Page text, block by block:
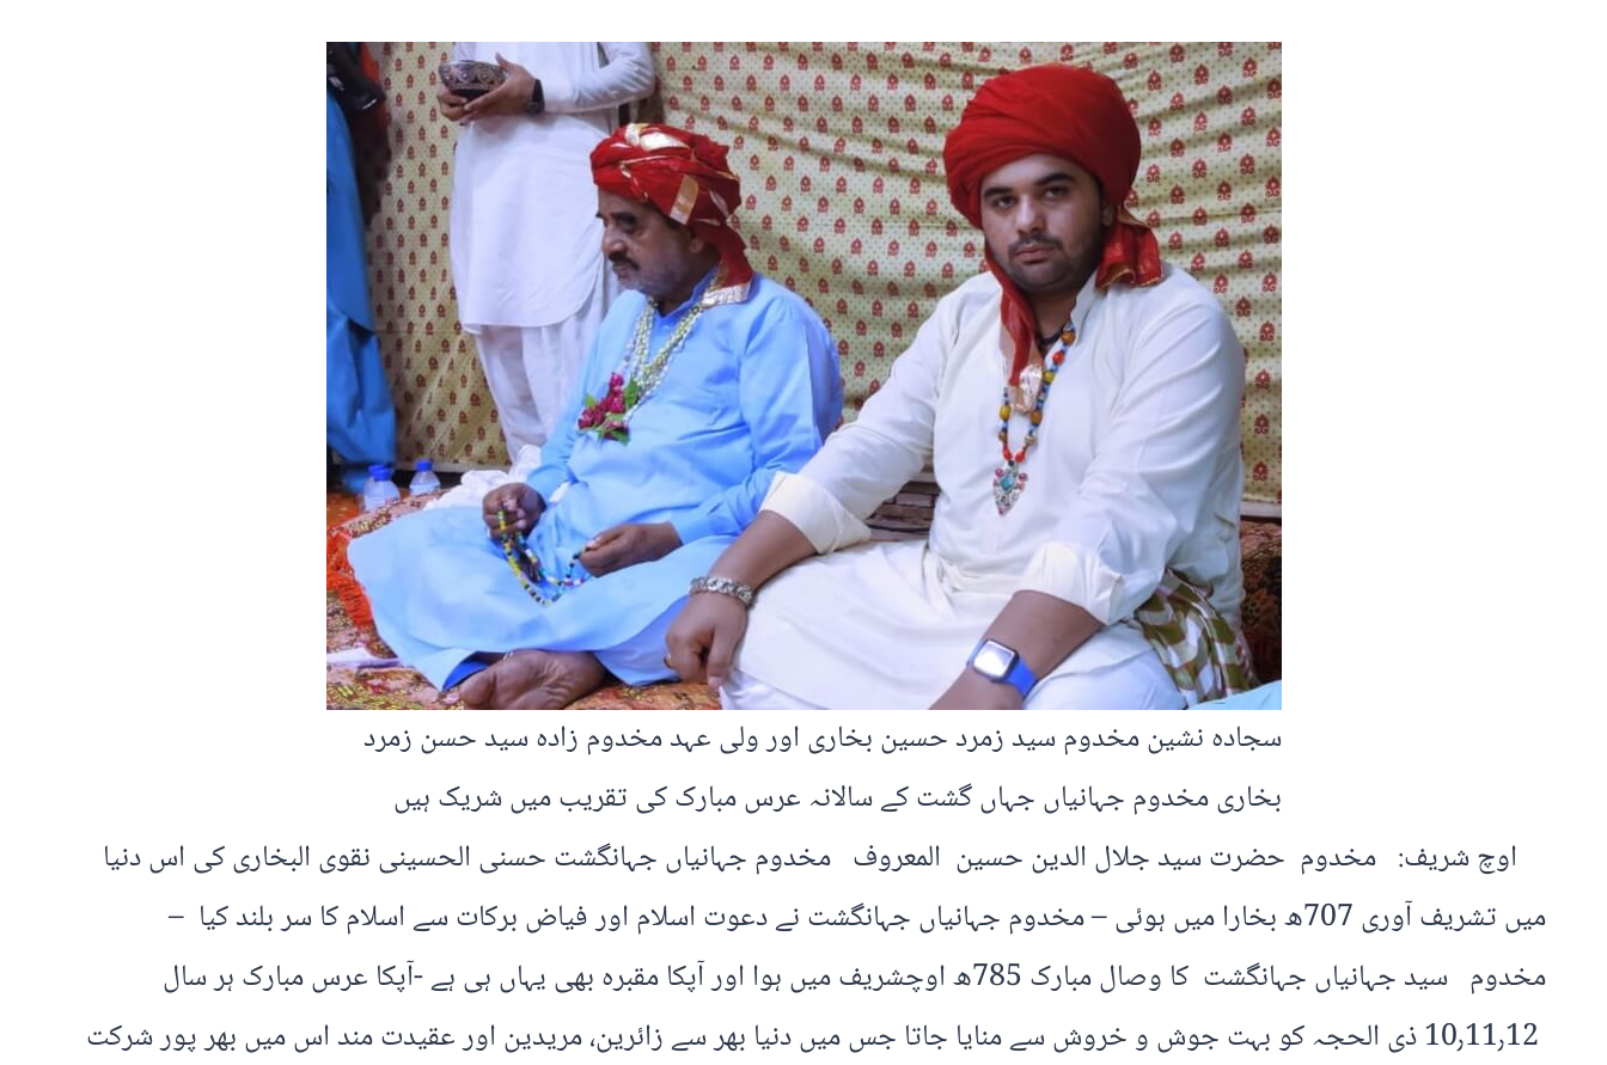
سجادہ نشین مخدوم سید زمرد حسین بخاری اور ولی عہد مخدوم زادہ سید حسن زمرد
بخاری مخدوم جہانیاں جہاں گشت کے سالانہ عرس مبارک کی تقریب میں شریک ہیں
اوچ شریف: مخدوم حضرت سید جلال الدین حسین المعروف مخدوم جہانیاں جہانگشت حسنی الحسینی نقوی البخاری کی اس دنیا
میں تشریف آوری 707ھ بخارا میں ہوئی – مخدوم جہانیاں جہانگشت نے دعوت اسلام اور فیاض برکات سے اسلام کا سر بلند کیا –
مخدوم سید جہانیاں جہانگشت کا وصال مبارک 785ھ اوچشریف میں ہوا اور آپکا مقبرہ بھی یہاں ہی ہے -آپکا عرس مبارک ہر سال
10٫11٫12 ذی الحجہ کو بہت جوش و خروش سے منایا جاتا جس میں دنیا بھر سے زائرین، مریدین اور عقیدت مند اس میں بھر پور شرکت